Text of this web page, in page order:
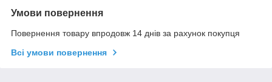
Умови повернення
Повернення товару впродовж 14 днів за рахунок покупця
Всі умови повернення